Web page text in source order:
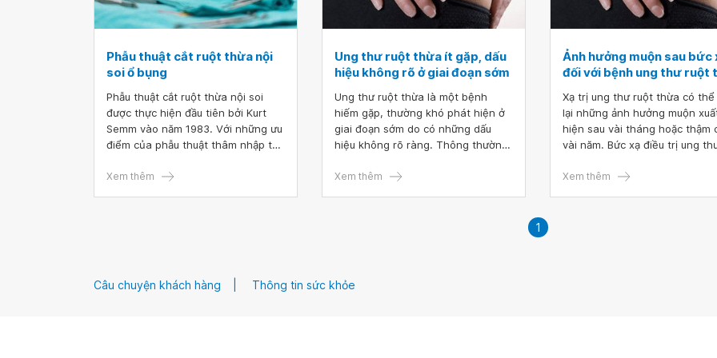
Phẫu thuật cắt ruột thừa nội
soi ổ bụng
Phẫu thuật cắt ruột thừa nội soi
được thực hiện đầu tiên bởi Kurt
Semm vào năm 1983. Với những ưu
điểm của phẫu thuật thâm nhập tối
áp dụng rộng rãi và trở nên phổ
Xem thêm
Ung thư ruột thừa ít gặp, dấu
hiệu không rõ ở giai đoạn sớm
Ung thư ruột thừa là một bệnh
hiếm gặp, thường khó phát hiện ở
giai đoạn sớm do có những dấu
hiệu không rõ ràng. Thông thường
giai đoạn muộn, khi có những dấu
Xem thêm
Ảnh hưởng muộn sau bức
đối với bệnh ung thư ruột
Xạ trị ung thư ruột thừa có thể
lại những ảnh hưởng muộn
hiện sau vài tháng hoặc thậm
vài năm. Bức xạ điều trị ung
đến những cơ quan như ruột,
Xem thêm
1
Câu chuyện khách hàng Thông tin sức khỏe